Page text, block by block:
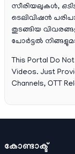
സീരിയലുകള്‍,
ടെലിവിഷന്‍
തുടങ്ങിയ
പോര്‍ട്ടല്‍
This Portal Do
Videos. Just
Channels, OTT
കോണ്ടാക്ട്